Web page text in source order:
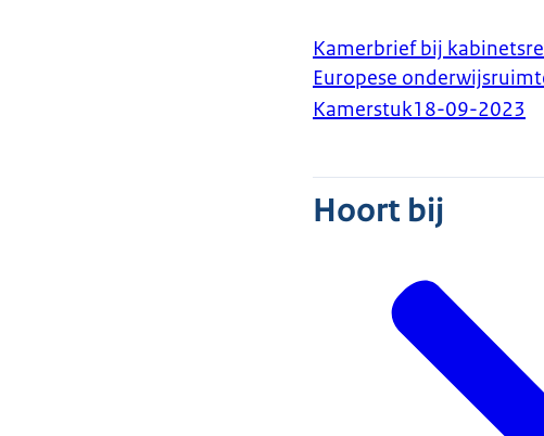
Kamerbrief bij
Europese
Kamerstuk18-09-2023
Hoort bij